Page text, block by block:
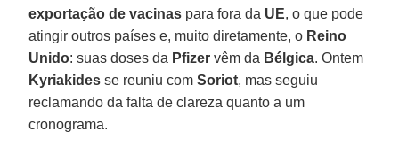
exportação de vacinas para fora da UE, o que pode
atingir outros países e, muito diretamente, o Reino
Unido: suas doses da Pfizer vêm da Bélgica. Ontem
Kyriakides se reuniu comSoriot, mas seguiu
reclamando da falta de clareza quanto a um
cronograma.